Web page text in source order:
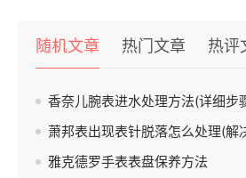
随机文章 热门文章 热评
香奈儿腕表进水处理方法(详细步
萧邦表出现表针脱落怎么处理(解
雅克德罗手表表盘保养方法